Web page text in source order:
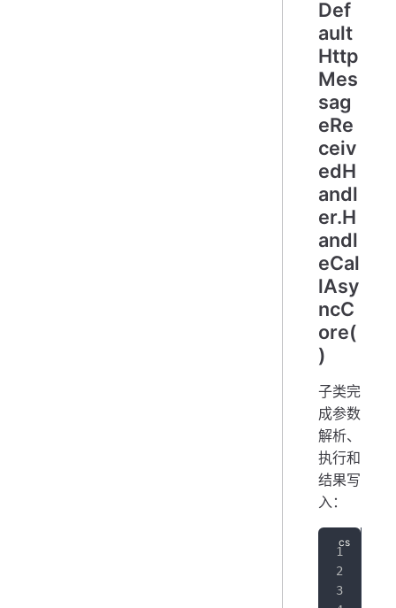
Def
ault
Http
Mes
sag
eRe
ceiv
edH
andl
er.H
andl
eCal
lAsy
ncC
ore(
)
子类完
成参数
解析、
执行和
结果写
入：